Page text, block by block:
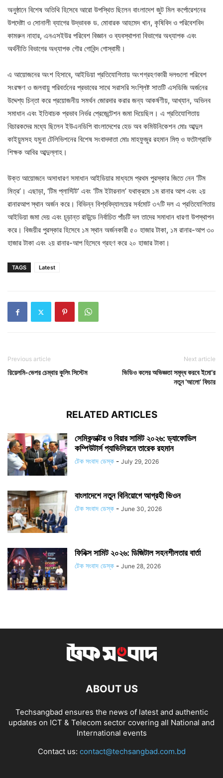
অনুষ্ঠানে বিশেষ অতিথি হিসেবে আরো উপস্থিত ছিলেন বাংলাদেশ জুট মিল কর্পোরেশনের
উপদেষ্টা ও সোনালী ব্যাগের উদ্ভাবক ড. মোবারক আহমেদ খান, কৃষিবিদ ও পরিবেশবিদ
কামরুন নাহার, এনএসইউর পরিবেশ বিজ্ঞান ও ব্যবস্থাপনা বিভাগের অধ্যাপক এবং
অর্থনীতি বিভাগের অধ্যাপক গৌর গোবিন্দ গোস্বামী।
এ আয়োজনের অংশ হিসাবে, আইডিয়া প্রতিযোগিতায় অংশগ্রহণকারী দলগুলো পরিবেশ
সংরক্ষণ ও জলবায়ু পরিবর্তনের প্রভাবের সাথে সরাসরি সংশ্লিষ্ট সাতটি এসডিজি অর্জনের
উদ্দেশ্য চিন্তা করে প্রয়োজনীয় সমর্থন জোরদার করার জন্য আকর্ষণীয়, আখ্যান, অভিনব
সমাধান এবং ইতিবাচক প্রভাব নির্ভর প্রেজেন্টেশন জমা দিয়েছিল। এ প্রতিযোগিতায়
বিচারকদের মধ্যে ছিলেন ইউএনডিপি বাংলাদেশের হেড অব কমিউনিকেশন মোঃ আব্দুল
কাইয়ুমসহ যমুনা টেলিভিশনের বিশেষ সংবাদদাতা মোঃ মাহফুজুর রহমান মিশু্ ও ফটোগ্রাফি
শিক্ষক আবির আব্দুল্লাহ।
উক্ত আয়োজনে অসাধারণ সমাধান আইডিয়ার মাধ্যমে প্রথম পুরস্কার জিতে নেন ‘টিম
মিত্র’। এছাড়া, ‘টিম প্লাস্টিট’ এবং ‘টিম ইটারনাল’ যথাক্রমে ১ম রানার আপ এবং ২য়
রানারআপ স্থান অর্জন করে। বিভিন্ন বিশ্ববিদ্যালয়ের সর্বমোট ৩৭টি দল এ প্রতিযোগিতায়
আইডিয়া জমা দেয় এবং চূড়ান্ত রাউন্ডে নির্বাচিত পাঁচটি দল তাদের সমাধান ধারণা উপস্থাপন
করে। বিজয়ীর পুরস্কার হিসেবে ১ম স্থান অর্জনকারী ৫০ হাজার টাকা, ১ম রানার-আপ ৩০
হাজার টাকা এবং ২য় রানার-আপ হিসেবে গ্রহণ করে ২০ হাজার টাকা।
TAGS Latest
Previous article
রিয়েলমি-ভেপর চেম্বার কুলিং সিস্টেম
Next article
ভিডিও কলের অভিজ্ঞতা সমৃদ্ধ করবে ইমো’র
নতুন ‘আলো’ ফিচার
RELATED ARTICLES
সেমিকন্ডাক্টর ও বিয়ার সামিট ২০২৬: ড্যাফোডিল
কম্পিউটার্স প্যাভিলিয়নে তারেক রহমান
টেক সংবাদ ডেস্ক - July 29, 2026
বাংলাদেশে নতুন বিনিয়োগে আগ্রহী ভিওন
টেক সংবাদ ডেস্ক - June 30, 2026
ফিনিক্স সামিট ২০২৬: ডিজিটাল সহনশীলতার বার্তা
টেক সংবাদ ডেস্ক - June 28, 2026
ABOUT US
Techsangbad ensures the news of latest and authentic
updates on ICT & Telecom sector covering all National and
International events
Contact us: contact@techsangbad.com.bd